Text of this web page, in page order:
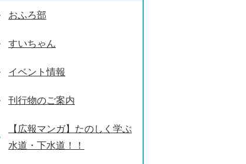
おふろ部
すいちゃん
イベント情報
刊行物のご案内
【広報マンガ】たのしく学ぶ
水道・下水道！！